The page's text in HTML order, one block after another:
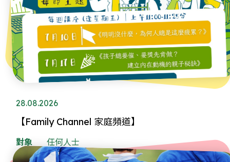
28.08.2026
【Family Channel 家庭頻道】
對象 任何人士